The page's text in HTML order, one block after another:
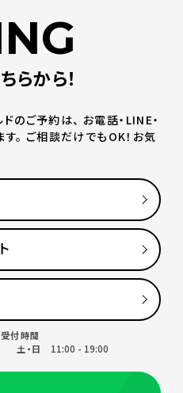
らから！
のご予約は、 お電話・LINE・
。 ご相談だけでもOK！お気
付時間
土・日 11:00 - 19:00